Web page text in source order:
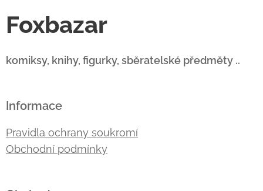
Foxbazar
komiksy, knihy, figurky, sběratelské předměty ..
Informace
Pravidla ochrany soukromí
Obchodní podmínky